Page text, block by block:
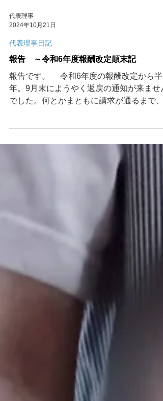
代表理事
2024年10月21日
代表理事日記
報告 ～令和6年度報酬改定顛末記
報告です。 令和6年度の報酬改定から半
年。9月末にようやく返戻の通知が来ませ
でした。何とかまともに請求が通るまで、